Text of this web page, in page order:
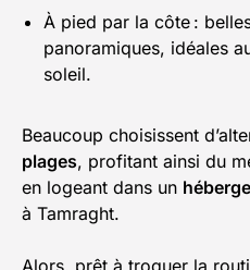
À pied par la côte :
panoramiques, idéales
soleil.
Beaucoup choisissent
plages, profitant ainsi du
en logeant dans un
à Tamraght.